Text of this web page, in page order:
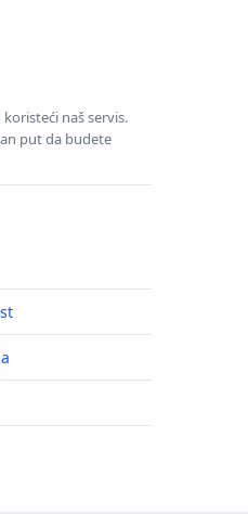
naš servis.
put da budete